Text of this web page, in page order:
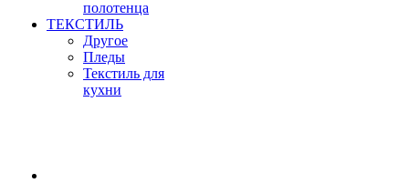
полотенца
ТЕКСТИЛЬ
Другое
Пледы
Текстиль для
кухни